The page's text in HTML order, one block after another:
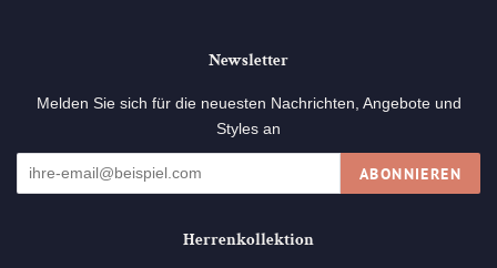
Newsletter
Melden Sie sich für die neuesten Nachrichten, Angebote und
Styles an
ABONNIEREN
Herrenkollektion